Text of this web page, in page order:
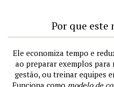
Por que este
Ele economiza tempo e
ao preparar exemplos
gestão, ou treinar equipes
Funciona como modelo de